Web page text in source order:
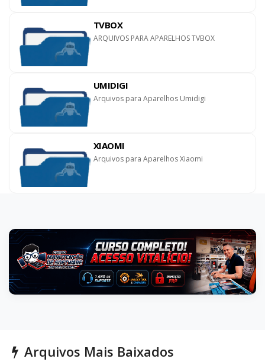
TVBOX
ARQUIVOS PARA APARELHOS TVBOX
UMIDIGI
Arquivos para Aparelhos Umidigi
XIAOMI
Arquivos para Aparelhos Xiaomi
Arquivos Mais Baixados